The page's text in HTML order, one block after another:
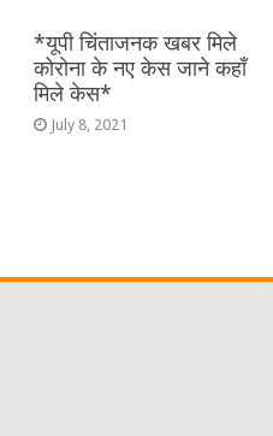
*यूपी चिंताजनक खबर मिले
कोरोना के नए केस जाने कहाँ
मिले केस*
July 8, 2021